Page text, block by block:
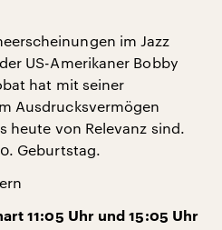
im Jazz
US-Amerikaner Bobby
hat mit seiner
Ausdrucksvermögen
heute von Relevanz sind.
Geburtstag.
11:05 Uhr und 15:05 Uhr